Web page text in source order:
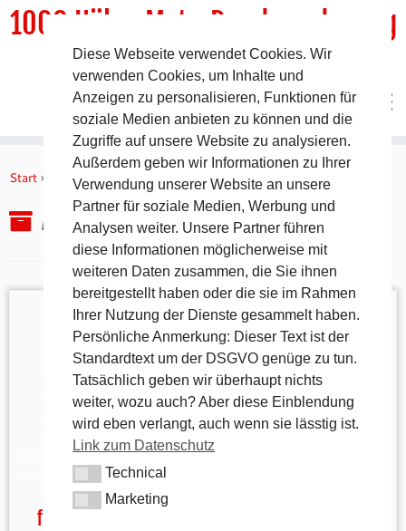
Inhalt
1000 HöhenMeterRundwanderweg
DER Rundwanderweg um Pommelsbrunn
Start » 2013
Archiv des Jahres:2013
Wer traut sich den 1000 Höhenmeterweg mit dem
MTB zu fahren? Wer hält einige Schiebe- und
Tragepassagen durch?
fitte Mountainbiker gesucht
Diese Webseite verwendet Cookies. Wir
verwenden Cookies, um Inhalte und
Anzeigen zu personalisieren, Funktionen für
soziale Medien anbieten zu können und die
Zugriffe auf unsere Website zu analysieren.
Außerdem geben wir Informationen zu Ihrer
Verwendung unserer Website an unsere
Partner für soziale Medien, Werbung und
Analysen weiter. Unsere Partner führen
diese Informationen möglicherweise mit
weiteren Daten zusammen, die Sie ihnen
bereitgestellt haben oder die sie im Rahmen
Ihrer Nutzung der Dienste gesammelt haben.
Persönliche Anmerkung: Dieser Text ist der
Standardtext um der DSGVO genüge zu tun.
Tatsächlich geben wir überhaupt nichts
weiter, wozu auch? Aber diese Einblendung
wird eben verlangt, auch wenn sie lässtig ist.
Link zum Datenschutz
TechnicalTechnical
MarketingMarketing